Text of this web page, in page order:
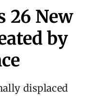
26 New
by
displaced